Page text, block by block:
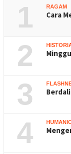
1 RAGAM
Cara
2
3
4